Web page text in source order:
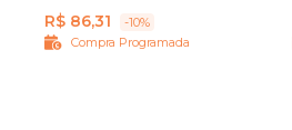
R$ 86,31
-10%
Compra Programada